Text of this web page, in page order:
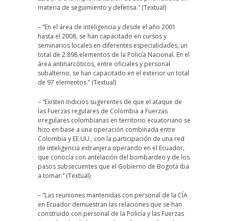
materia de seguimiento y defensa.” (Textual)
– “En el área de inteligencia y desde el año 2001
hasta el 2008, se han capacitado en cursos y
seminarios locales en diferentes especialidades, un
total de 2.898 elementos de la Policía Nacional. En el
área antinarcóticos, entre oficiales y personal
subalterno, se han capacitado en el exterior un total
de 97 elementos.” (Textual)
– “Existen indicios sugerentes de que el ataque de
las Fuerzas regulares de Colombia a Fuerzas
irregulares colombianas en territorio ecuatoriano se
hizo en base a una operación combinada entre
Colombia y EE.UU., con la participación de una red
de inteligencia extranjera operando en el Ecuador,
que conocía con antelación del bombardeo y de los
pasos subsecuentes que el Gobierno de Bogotá iba
a tomar.” (Textual)
– “Las reuniones mantenidas con personal de la CÍA
en Ecuador demuestran las relaciones que se han
construido con personal de la Policía y las Fuerzas